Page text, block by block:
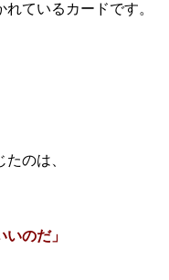
ているカードです。
のは、
のだ」